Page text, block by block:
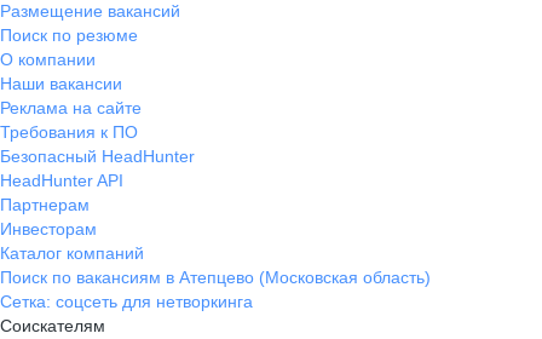
Размещение вакансий
Поиск по резюме
О компании
Наши вакансии
Реклама на сайте
Требования к ПО
Безопасный HeadHunter
HeadHunter API
Партнерам
Инвесторам
Каталог компаний
Поиск по вакансиям в Атепцево (Московская область)
Сетка: соцсеть для нетворкинга
Соискателям